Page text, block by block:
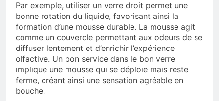
Par exemple, utiliser un verre droit permet une
bonne rotation du liquide, favorisant ainsi la
formation d’une mousse durable. La mousse agit
comme un couvercle permettant aux odeurs de se
diffuser lentement et d’enrichir l’expérience
olfactive. Un bon service dans le bon verre
implique une mousse qui se déploie mais reste
ferme, créant ainsi une sensation agréable en
bouche.